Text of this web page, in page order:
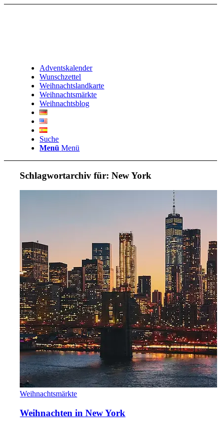
Adventskalender
Wunschzettel
Weihnachtslandkarte
Weihnachtsmärkte
Weihnachtsblog
Suche
Menü Menü
Schlagwortarchiv für:New York
Weihnachtsmärkte
Weihnachten in New York